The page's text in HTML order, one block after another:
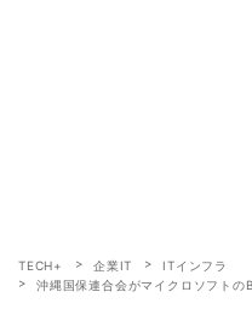
TECH+ 企業IT
ITインフラ
沖縄国保連合会がマイクロソフトの